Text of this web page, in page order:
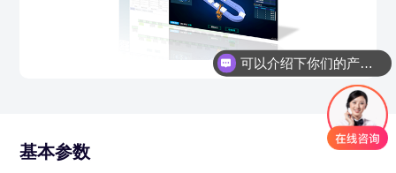
基本参数
可以介绍下你们的产品么